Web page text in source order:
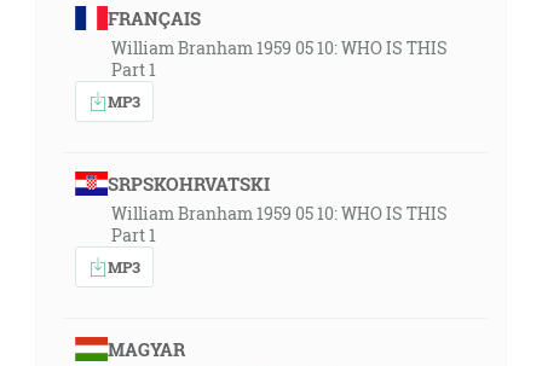
FRANÇAIS
William Branham 1959 05 10: WHO IS THIS
Part 1
MP3
SRPSKOHRVATSKI
William Branham 1959 05 10: WHO IS THIS
Part 1
MP3
MAGYAR